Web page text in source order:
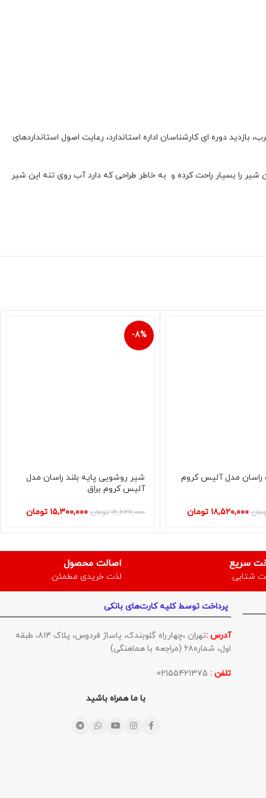
دوره ای کارشناسان اداره استاندارد، رعایت اصول استانداردهای
را بسیار راحت کرده و به خاطر طراحی که دارد آب روی تنه این شیر
مدل آلیس کروم
۱۸,۵۲۰,۰۰۰ تومان
-8%
شیر روشویی پایه بلند راسان مدل
آلیس کروم براق
۱۶,۶۲۷,۰۰۰ تومان ۱۵,۳۰۰,۰۰۰ تومان
سریع
شتابی.
اصالت محصول
لذت خریدی مطمئن.
پرداخت توسط کلیه کارت‌های بانکی
آدرس :
تهران ،چهارراه گلوبندک، پاساژ فردوس، پلاک ۸۱۴، طبقه
اول، شماره۶۸ (مراجعه با هماهنگی)
تلفن :
با ما همراه باشید